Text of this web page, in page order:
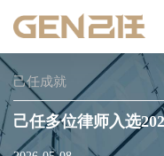
己任成就
己任多位律师入选